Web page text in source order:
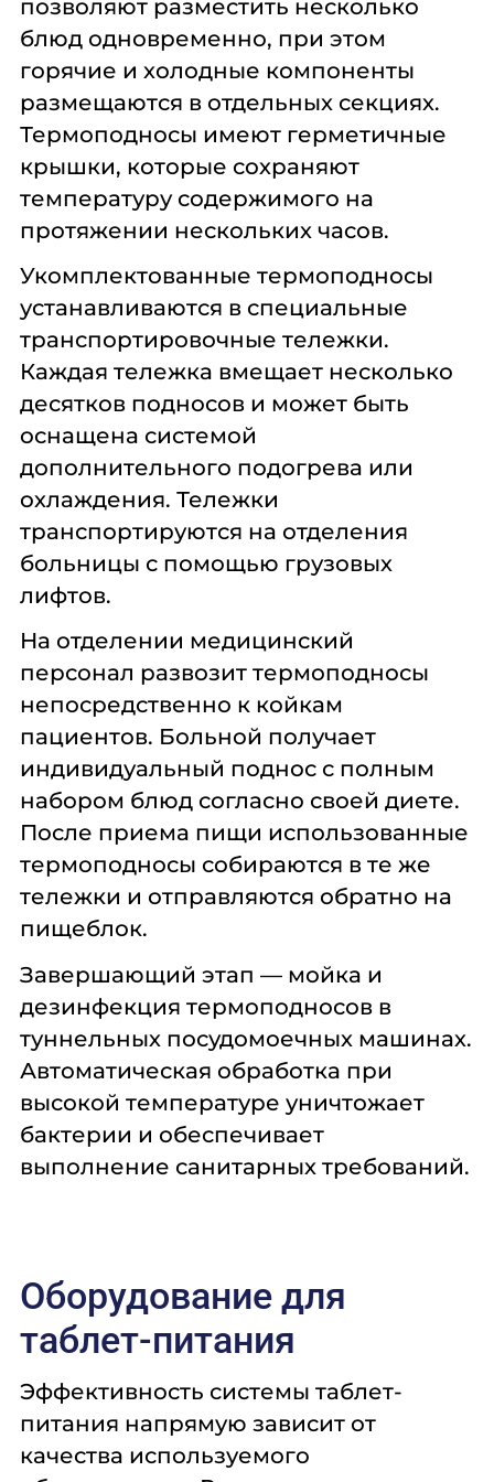
позволяют разместить несколько
блюд одновременно, при этом
горячие и холодные компоненты
размещаются в отдельных секциях.
Термоподносы имеют герметичные
крышки, которые сохраняют
температуру содержимого на
протяжении нескольких часов.
Укомплектованные термоподносы
устанавливаются в специальные
транспортировочные тележки.
Каждая тележка вмещает несколько
десятков подносов и может быть
оснащена системой
дополнительного подогрева или
охлаждения. Тележки
транспортируются на отделения
больницы с помощью грузовых
лифтов.
На отделении медицинский
персонал развозит термоподносы
непосредственно к койкам
пациентов. Больной получает
индивидуальный поднос с полным
набором блюд согласно своей диете.
После приема пищи использованные
термоподносы собираются в те же
тележки и отправляются обратно на
пищеблок.
Завершающий этап — мойка и
дезинфекция термоподносов в
туннельных посудомоечных машинах.
Автоматическая обработка при
высокой температуре уничтожает
бактерии и обеспечивает
выполнение санитарных требований.
Оборудование для
таблет-питания
Эффективность системы таблет-
питания напрямую зависит от
качества используемого